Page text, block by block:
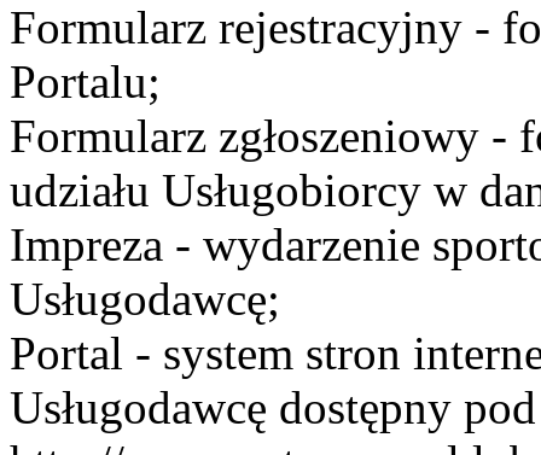
Formularz rejestracyjny -
Portalu;
Formularz zgłoszeniowy -
udziału Usługobiorcy w
Impreza - wydarzenie
Usługodawcę;
Portal - system stron
Usługodawcę dostępny